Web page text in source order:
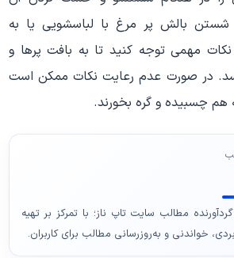
شستن بالش پر مرغ با لباسشویی یا به
مهمی توجه کنید تا به بافت پرها و
در صورت عدم رعایت نکات ممکن است
چسبیده و گره بخورند.
مطالب سایت تاپ ناز؛ با تمرکز بر تهیه
خواندنی و به‌روزرسانی مطالب برای کاربران.